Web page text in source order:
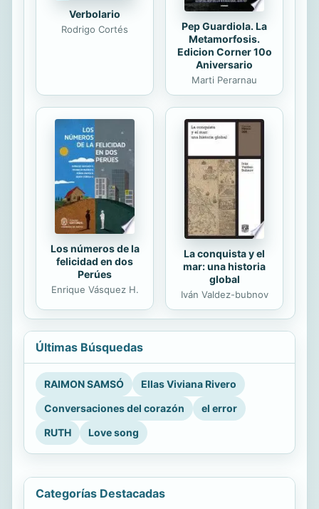
Verbolario
Rodrigo Cortés
Pep Guardiola. La
Metamorfosis.
Edicion Corner 10o
Aniversario
Marti Perarnau
Los números de la
felicidad en dos
Perúes
Enrique Vásquez H.
La conquista y el
mar: una historia
global
Iván Valdez-bubnov
Últimas Búsquedas
RAIMON SAMSÓ
Ellas Viviana Rivero
Conversaciones del corazón
el error
RUTH
Love song
Categorías Destacadas